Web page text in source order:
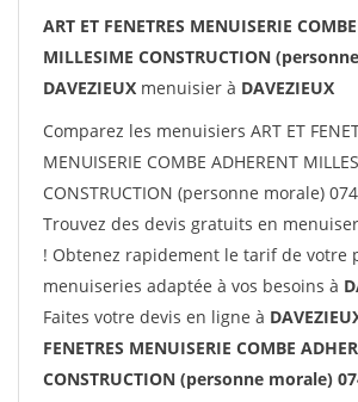
ART ET FENETRES MENUISERIE
MILLESIME CONSTRUCTION
DAVEZIEUX menuisier à DAVEZIEUX
Comparez les menuisiers ART ET
MENUISERIE COMBE ADHERENT
CONSTRUCTION (personne morale)
Trouvez des devis gratuits en
! Obtenez rapidement le tarif de votre
menuiseries adaptée à vos besoins à
Faites votre devis en ligne à
FENETRES MENUISERIE COMBE
CONSTRUCTION (personne morale)